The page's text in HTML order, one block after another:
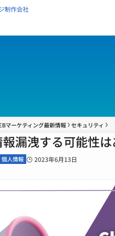
制作会社
マーケティング最新情報 セキュリティ
漏洩する可能性は
個人情報 2023年6月13日